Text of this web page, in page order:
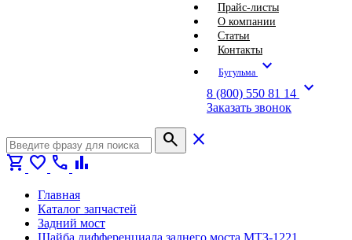
Прайс-листы
О компании
Статьи
Контакты
Бугульма expand_more
8 (800) 550 81 14 expand_more
Заказать звонок
search
close
shopping_cart favorite call bar_chart
Главная
Каталог запчастей
Задний мост
Шайба дифференциала заднего моста МТЗ-1221